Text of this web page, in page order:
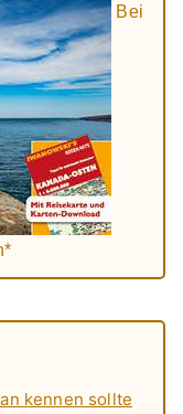
Bei
kennen sollte